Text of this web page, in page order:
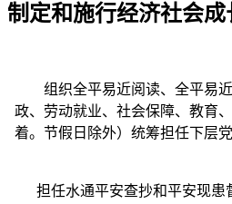
制定和施行经济社会成
组织全平易近阅读、全平易近
政、劳动就业、社会保障、教育
着。节假日除外）统筹担任下层
担任水通平安查抄和平安现患督